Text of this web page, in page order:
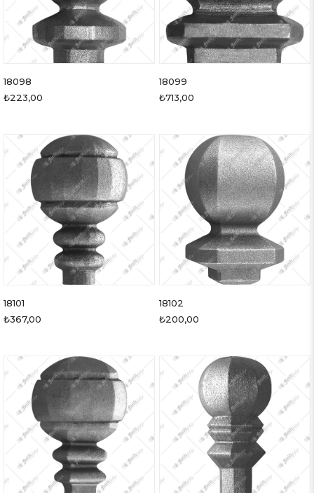
18098
₺223,00
18099
₺713,00
18101
₺367,00
18102
₺200,00